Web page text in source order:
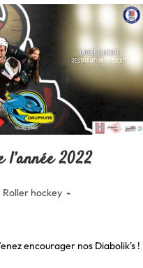
2022
Roller hockey
encourager nos Diabolik's !